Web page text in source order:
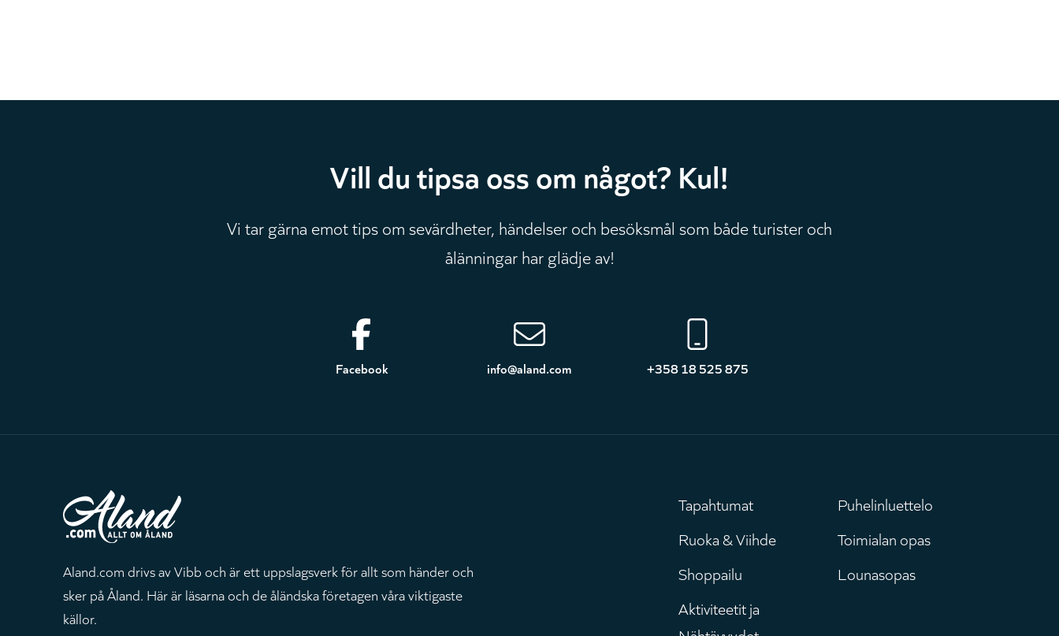
Vill du tipsa oss om något? Kul!
Vi tar gärna emot tips om sevärdheter, händelser och besöksmål som både turister och
ålänningar har glädje av!
Facebook info@aland.com +358 18 525 875
Aland.com drivs av Vibb och är ett uppslagsverk för allt som händer och
sker på Åland. Här är läsarna och de åländska företagen våra viktigaste
källor.
Huvudmeny
Tapahtumat
Ruoka & Viihde
Shoppailu
Aktiviteetit ja
Puhelinluettelo
Toimialan opas
Lounasopas